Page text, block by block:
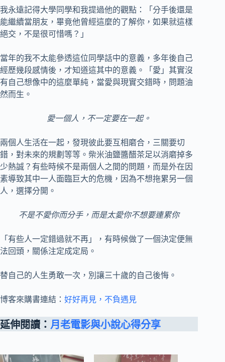
我永遠記得大學同學和我提過他的觀點：「分手後還是
能繼續當朋友，畢竟他曾經這麼的了解你，如果就這樣
絕交，不是很可惜嗎？」
當年的我不太能參透這位同學話中的意義，多年後自己
經歷幾段感情後，才知道這其中的意義。「愛」其實沒
有自己想像中的這麼單純，當愛與現實交錯時，問題油
然而生。
愛一個人，不一定要在一起。
兩個人生活在一起，發現彼此要互相磨合，三關要切
錯，對未來的規劃等等。柴米油鹽醬醋茶足以消磨掉多
少熱誠？有些時候不是兩個人之間的問題，而是外在因
素導致其中一人面臨巨大的危機，因為不想拖累另一個
人，選擇分開。
不是不愛你而分手，而是太愛你不想要連累你
「有些人一定錯過就不再」，有時候做了一個決定便無
法回頭，關係注定成定局。
替自己的人生勇敢一次，別讓三十歲的自己後悔。
博客來購書連結： 好好再見，不負遇見
延伸閱讀： 月老電影與小說心得分享